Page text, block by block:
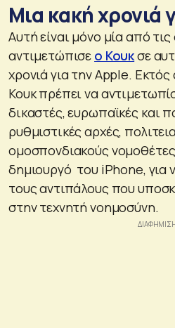
Μια κακή χρονιά
Αυτή είναι μόνο μία από
αντιμετώπισε ο Κουκσε
χρονιά για την Apple.
Κουκ πρέπει να
δικαστές, ευρωπαϊκές και
ρυθμιστικές αρχές,
ομοσπονδιακούς
δημιουργό του iPhone, για
τους αντιπάλους που
στην τεχνητή νοημοσύνη.